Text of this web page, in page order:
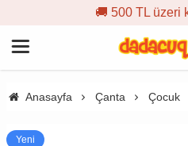
🚚 500 TL üzeri
Anasayfa Çanta Çocuk
Yeni